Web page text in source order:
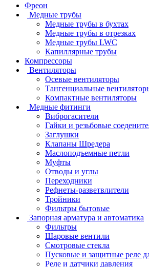
Фреон
Медные трубы
Медные трубы в бухтах
Медные трубы в отрезках
Медные трубы LWC
Капиллярные трубы
Компрессоры
Вентиляторы
Осевые вентиляторы
Тангенциальные
Компактные вентиляторы
Медные фитинги
Виброгасители
Гайки и резьбовые
Заглушки
Клапаны Шредера
Маслоподъемные петли
Муфты
Отводы и углы
Переходники
Рефнеты-разветвлители
Тройники
Фильтры бытовые
Запорная арматура и автоматика
Фильтры
Шаровые вентили
Смотровые стекла
Пусковые и защитные реле
Реле и датчики давления